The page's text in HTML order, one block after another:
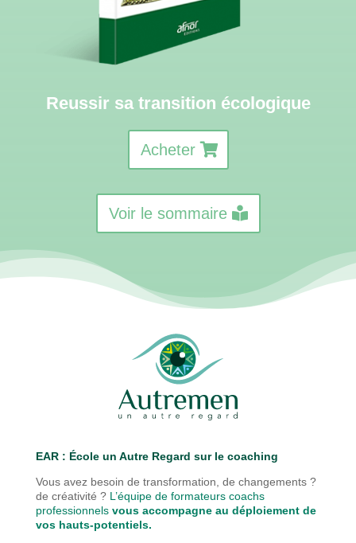
Reussir sa transition écologique
Acheter
Voir le sommaire
EAR : École un Autre Regard sur le coaching
Vous avez besoin de transformation, de changements ?
de créativité ? L’équipe de formateurs coachs
professionnels vous accompagne au déploiement de
vos hauts-potentiels.